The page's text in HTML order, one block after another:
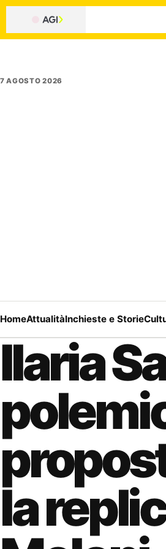
7 AGOSTO 2026
HomeAttualitàInchieste e Storie
Ilaria
la